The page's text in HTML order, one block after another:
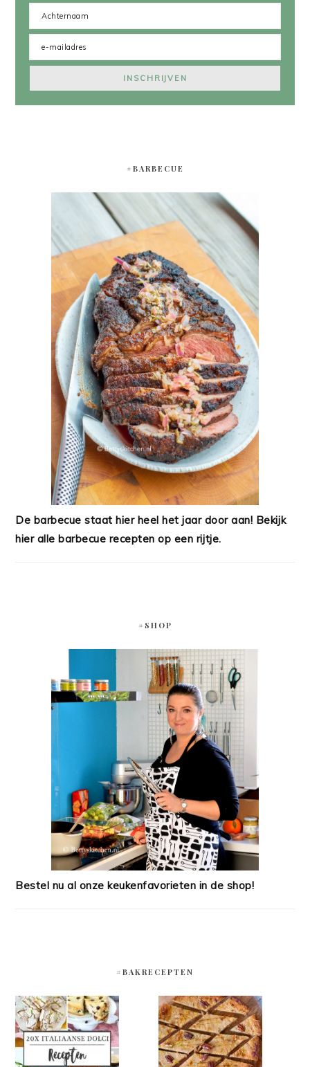
#BARBECUE
De barbecue staat hier heel het jaar door aan! Bekijk
hier alle barbecue recepten op een rijtje.
#SHOP
Bestel nu al onze keukenfavorieten in de shop!
#BAKRECEPTEN